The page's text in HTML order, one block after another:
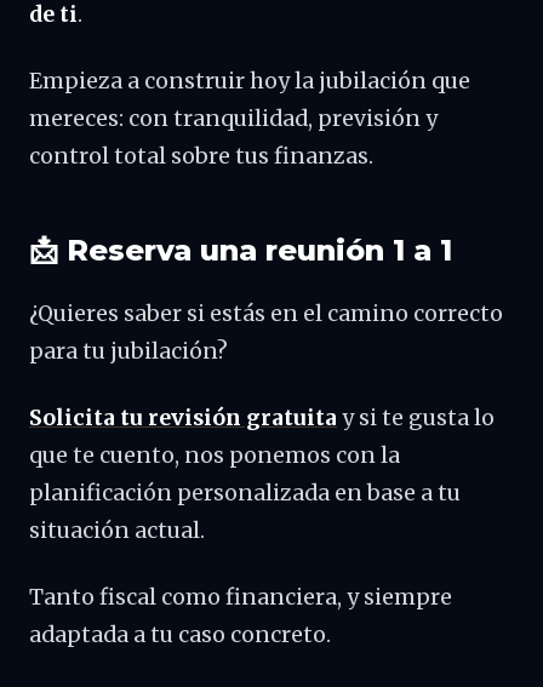
de ti.
Empieza a construir hoy la jubilación que
mereces: con tranquilidad, previsión y
control total sobre tus finanzas.
📩 Reserva una reunión 1 a 1
¿Quieres saber si estás en el camino correcto
para tu jubilación?
Solicita tu revisión gratuita y si te gusta lo
que te cuento, nos ponemos con la
planificación personalizada en base a tu
situación actual.
Tanto fiscal como financiera, y siempre
adaptada a tu caso concreto.